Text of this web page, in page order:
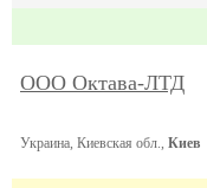
ООО Октава-ЛТД
Украина, Киевская обл., Киев